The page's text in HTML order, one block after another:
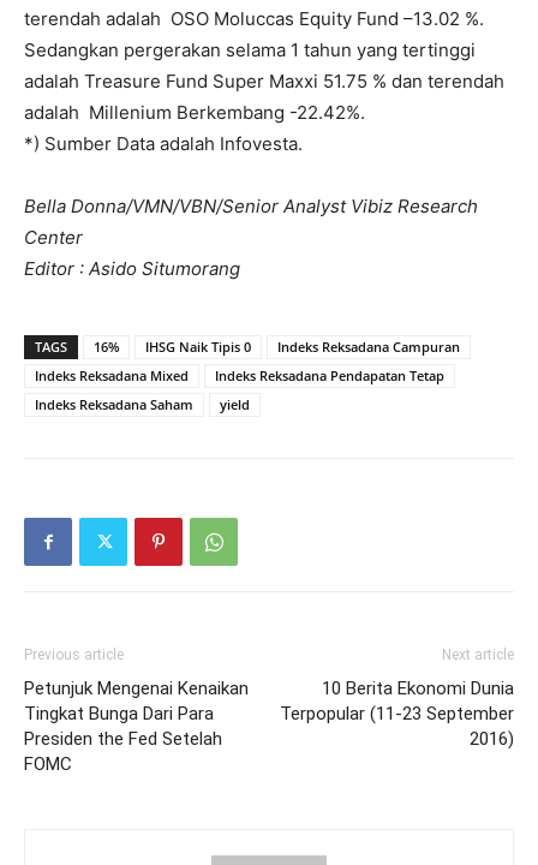
terendah adalah OSO Moluccas Equity Fund –13.02 %.
Sedangkan pergerakan selama 1 tahun yang tertinggi
adalah Treasure Fund Super Maxxi 51.75 % dan terendah
adalah Millenium Berkembang -22.42%.
*) Sumber Data adalah Infovesta.
Bella Donna/VMN/VBN/Senior Analyst Vibiz Research
Center
Editor : Asido Situmorang
TAGS 16% IHSG Naik Tipis 0
Indeks Reksadana Campuran
Indeks Reksadana Mixed
Indeks Reksadana Pendapatan Tetap
Indeks Reksadana Saham
yield
Previous article
Petunjuk Mengenai Kenaikan
Tingkat Bunga Dari Para
Presiden the Fed Setelah
FOMC
Next article
10 Berita Ekonomi Dunia
Terpopular (11-23 September
2016)